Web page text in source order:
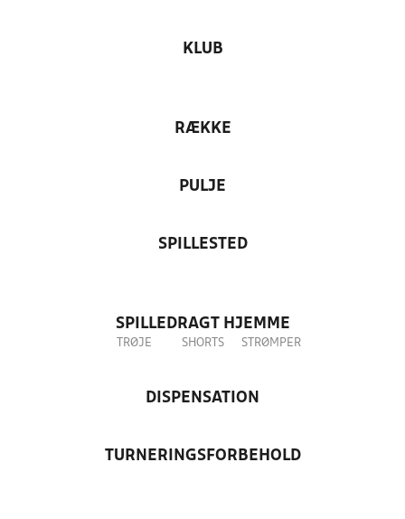
KLUB
RÆKKE
PULJE
SPILLESTED
SPILLEDRAGT HJEMME
TRØJE SHORTS STRØMPER
DISPENSATION
TURNERINGSFORBEHOLD